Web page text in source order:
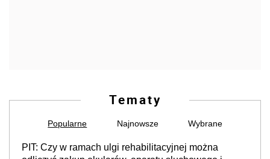
Tematy
Popularne Najnowsze Wybrane
PIT: Czy w ramach ulgi rehabilitacyjnej można